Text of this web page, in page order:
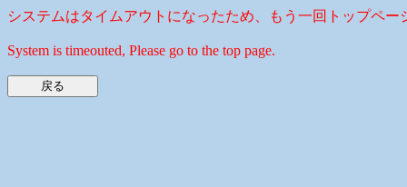
システムはタイムアウトになったため、もう一回トップペー
System is timeouted, Please go to the top page.